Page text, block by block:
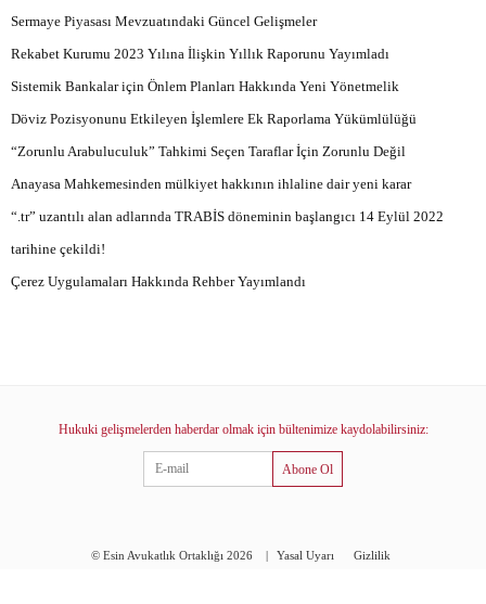
Sermaye Piyasası Mevzuatındaki Güncel Gelişmeler
Rekabet Kurumu 2023 Yılına İlişkin Yıllık Raporunu Yayımladı
Sistemik Bankalar için Önlem Planları Hakkında Yeni Yönetmelik
Döviz Pozisyonunu Etkileyen İşlemlere Ek Raporlama Yükümlülüğü
“Zorunlu Arabuluculuk” Tahkimi Seçen Taraflar İçin Zorunlu Değil
Anayasa Mahkemesinden mülkiyet hakkının ihlaline dair yeni karar
“.tr” uzantılı alan adlarında TRABİS döneminin başlangıcı 14 Eylül 2022
tarihine çekildi!
Çerez Uygulamaları Hakkında Rehber Yayımlandı
Hukuki gelişmelerden haberdar olmak için bültenimize kaydolabilirsiniz:
Abone Ol
© Esin Avukatlık Ortaklığı 2026 | Yasal Uyarı Gizlilik